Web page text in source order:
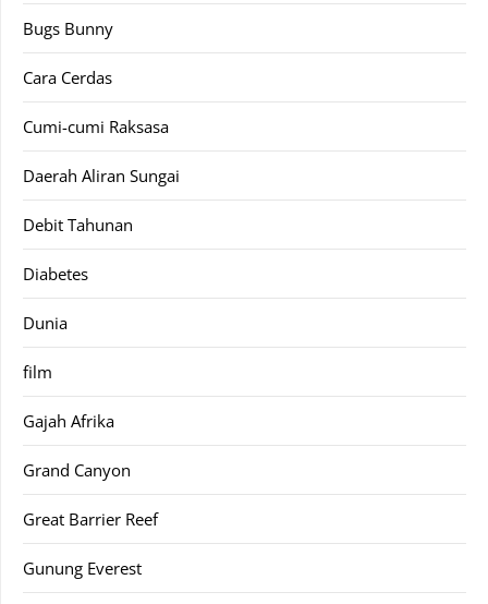
Bugs Bunny
Cara Cerdas
Cumi-cumi Raksasa
Daerah Aliran Sungai
Debit Tahunan
Diabetes
Dunia
film
Gajah Afrika
Grand Canyon
Great Barrier Reef
Gunung Everest